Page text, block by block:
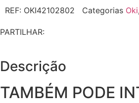
REF: OKI42102802 Categorias Oki,
PARTILHAR:
Descrição
TAMBÉM PODE